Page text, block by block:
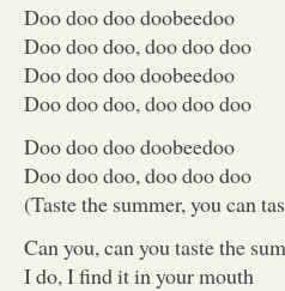
Doo doo doo doobeedoo
Doo doo doo, doo doo doo
Doo doo doo doobeedoo
Doo doo doo, doo doo doo
Doo doo doo doobeedoo
Doo doo doo, doo doo doo
(Taste the summer, you can
Can you, can you taste the
I do, I find it in your mouth